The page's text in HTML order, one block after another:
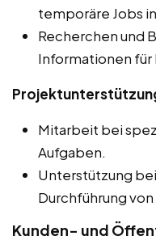
temporäre Jobs
Recherchen und
Informationen für
Mitarbeit bei
Aufgaben.
Unterstützung
Durchführung
Kunden- und